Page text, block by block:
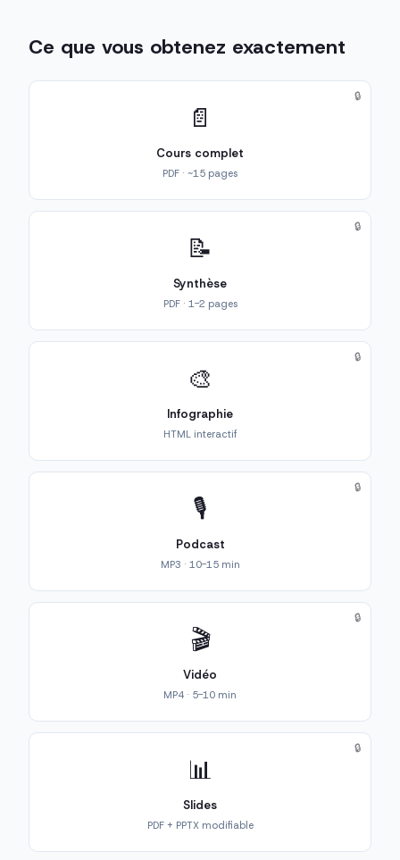
Ce que vous obtenez exactement
📄
Cours complet
PDF · ~15 pages
🔒
📝
Synthèse
PDF · 1-2 pages
🔒
🎨
Infographie
HTML interactif
🔒
🎙️
Podcast
MP3 · 10-15 min
🔒
🎬
Vidéo
MP4 · 5-10 min
🔒
📊
Slides
PDF + PPTX modifiable
🔒